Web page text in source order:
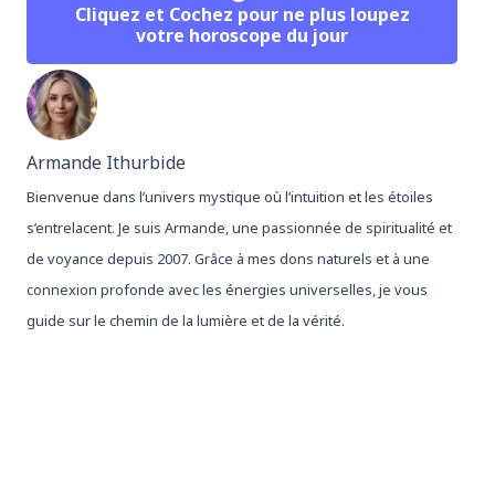
Cliquez et Cochez pour ne plus loupez
votre horoscope du jour
Armande Ithurbide
Bienvenue dans l’univers mystique où l’intuition et les étoiles
s’entrelacent. Je suis Armande, une passionnée de spiritualité et
de voyance depuis 2007. Grâce à mes dons naturels et à une
connexion profonde avec les énergies universelles, je vous
guide sur le chemin de la lumière et de la vérité.